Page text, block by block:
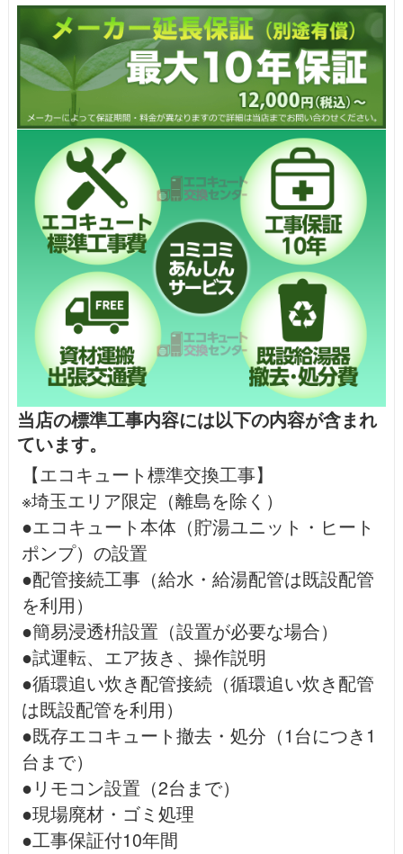
当店の標準工事内容には以下の内容が含まれ
ています。
【エコキュート標準交換工事】
※埼玉エリア限定（離島を除く）
●エコキュート本体（貯湯ユニット・ヒート
ポンプ）の設置
●配管接続工事（給水・給湯配管は既設配管
を利用）
●簡易浸透枡設置（設置が必要な場合）
●試運転、エア抜き、操作説明
●循環追い炊き配管接続（循環追い炊き配管
は既設配管を利用）
●既存エコキュート撤去・処分（1台につき1
台まで）
●リモコン設置（2台まで）
●現場廃材・ゴミ処理
●工事保証付10年間